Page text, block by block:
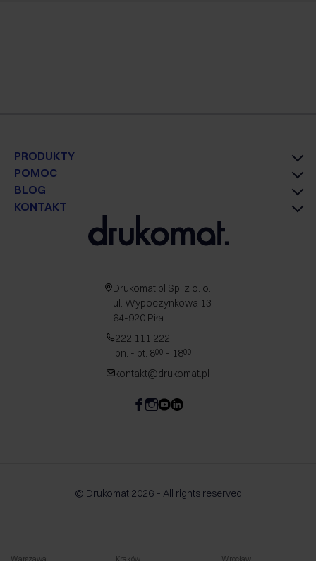
PRODUKTY
POMOC
BLOG
KONTAKT
Drukomat.pl Sp. z o. o.
ul. Wypoczynkowa 13
64-920 Piła
222 111 222
pn. - pt. 800 - 1800
kontakt@drukomat.pl
© Drukomat 2026 – All rights reserved